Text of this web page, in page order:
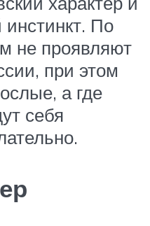
По
не проявляют
при этом
а где
себя